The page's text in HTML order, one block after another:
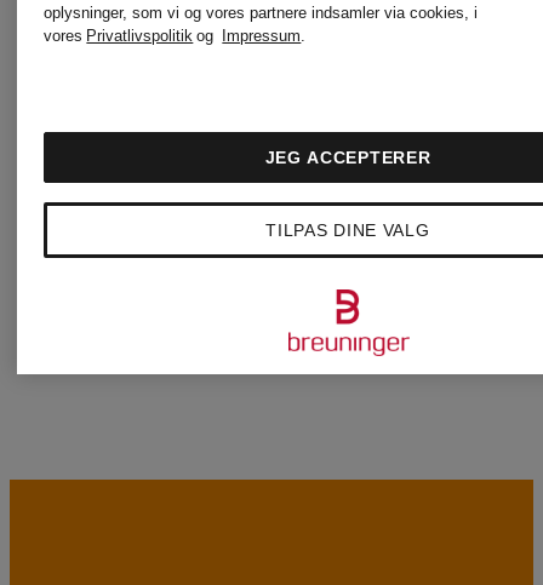
Joseph
Ribkoff
KENNEL &
SCHMENGER
Smith
& Soul
oplysninger, som vi og vores partnere indsamler via cookies, i
vores Privatlivspolitik og Impressum
TILPAS DINE VALG
JEG ACCEPTERER